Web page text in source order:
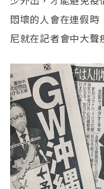
悶壞的人會在連假
尼就在記者會中大聲